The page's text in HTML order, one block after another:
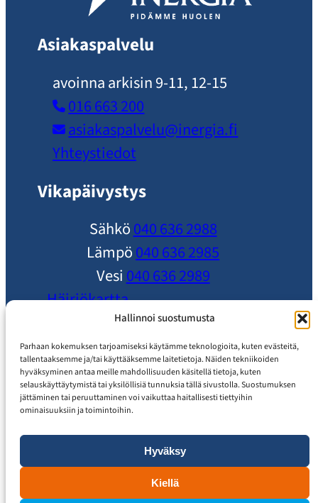
Hallinnoi suostumusta
Parhaan kokemuksen tarjoamiseksi käytämme teknologioita, kuten evästeitä,
tallentaaksemme ja/tai käyttääksemme laitetietoja. Näiden tekniikoiden
hyväksyminen antaa meille mahdollisuuden käsitellä tietoja, kuten
selauskäyttäytymistä tai yksilöllisiä tunnuksia tällä sivustolla. Suostumuksen
jättäminen tai peruuttaminen voi vaikuttaa haitallisesti tiettyihin
ominaisuuksiin ja toimintoihin.
Hyväksy
Kiellä
Asiakaspalvelu
avoinna arkisin 9-11, 12-15
016 663 200
asiakaspalvelu​@inergia.fi
Yhteystiedot
Vikapäivystys
Sähkö040 636 2988
Lämpö040 636 2985
Vesi040 636 2989
Häiriökartta
Ole yhteydessä
Ajankohtaista
Usein Kysytyt Kysymykset
Asiakaspalvelu
Tietosuojaseloste
Saavutettavuusseloste